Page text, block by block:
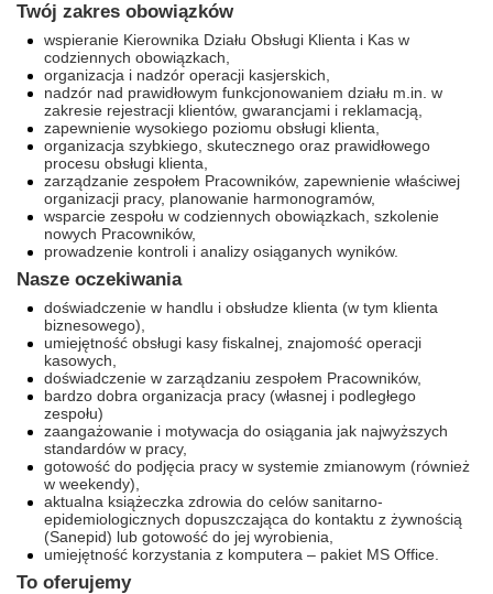
Twój zakres obowiązków
wspieranie Kierownika Działu Obsługi Klienta i Kas w
codziennych obowiązkach,
organizacja i nadzór operacji kasjerskich,
nadzór nad prawidłowym funkcjonowaniem działu m.in. w
zakresie rejestracji klientów, gwarancjami i reklamacją,
zapewnienie wysokiego poziomu obsługi klienta,
organizacja szybkiego, skutecznego oraz prawidłowego
procesu obsługi klienta,
zarządzanie zespołem Pracowników, zapewnienie właściwej
organizacji pracy, planowanie harmonogramów,
wsparcie zespołu w codziennych obowiązkach, szkolenie
nowych Pracowników,
prowadzenie kontroli i analizy osiąganych wyników.
Nasze oczekiwania
doświadczenie w handlu i obsłudze klienta (w tym klienta
biznesowego),
umiejętność obsługi kasy fiskalnej, znajomość operacji
kasowych,
doświadczenie w zarządzaniu zespołem Pracowników,
bardzo dobra organizacja pracy (własnej i podległego
zespołu)
zaangażowanie i motywacja do osiągania jak najwyższych
standardów w pracy,
gotowość do podjęcia pracy w systemie zmianowym (również
w weekendy),
aktualna książeczka zdrowia do celów sanitarno-
epidemiologicznych dopuszczająca do kontaktu z żywnością
(Sanepid) lub gotowość do jej wyrobienia,
umiejętność korzystania z komputera – pakiet MS Office.
To oferujemy